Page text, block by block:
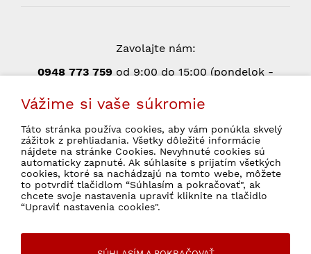
Zavolajte nám:
0948 773 759 od 9:00 do 15:00 (pondelok -
Súhlasím so spracovaním osobných údajov
pre marketingové účely.Ochrana osobných
údajov
Vážime si vaše súkromie
Táto stránka používa cookies, aby vám ponúkla skvelý
zážitok z prehliadania. Všetky dôležité informácie
nájdete na stránke Cookies. Nevyhnuté cookies sú
automaticky zapnuté. Ak súhlasíte s prijatím všetkých
cookies, ktoré sa nachádzajú na tomto webe, môžete
to potvrdiť tlačidlom “Súhlasím a pokračovať", ak
chcete svoje nastavenia upraviť kliknite na tlačidlo
“Upraviť nastavenia cookies".